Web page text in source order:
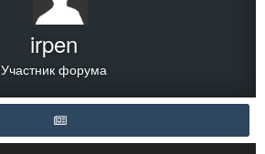
irpen
Участник форума